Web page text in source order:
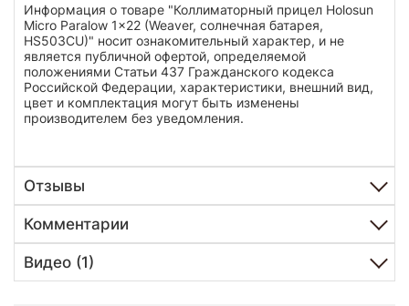
Информация о товаре "Коллиматорный прицел Holosun
Micro Paralow 1x22 (Weaver, солнечная батарея,
HS503CU)" носит ознакомительный характер, и не
является публичной офертой, определяемой
положениями Статьи 437 Гражданского кодекса
Российской Федерации, характеристики, внешний вид,
цвет и комплектация могут быть изменены
производителем без уведомления.
Отзывы
Комментарии
Видео (1)